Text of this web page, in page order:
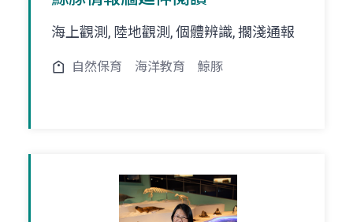
海上觀測, 陸地觀測, 個體辨識, 擱淺通報
自然保育 海洋教育 鯨豚